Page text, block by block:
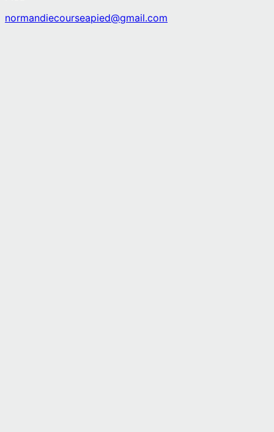
normandiecourseapied@gmail.com